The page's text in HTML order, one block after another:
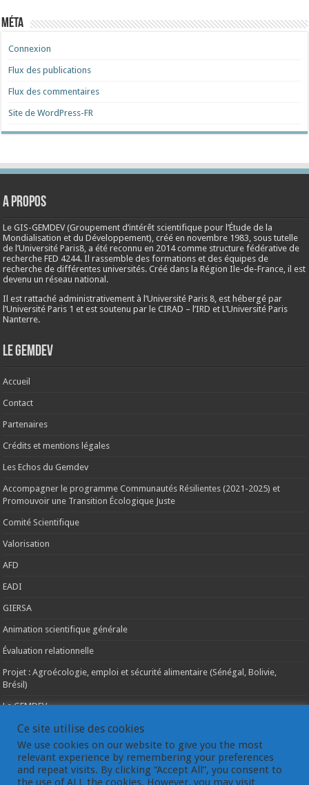
Méta
Connexion
Flux des publications
Flux des commentaires
Site de WordPress-FR
A propos
Le GIS-GEMDEV (Groupement d’intérêt scientifique pour l’Étude de la
Mondialisation et du Développement), créé ennovembre 1983, sous tutelle
de l’Université Paris8, a été reconnu en 2014 comme structure fédérative de
recherche FED 4244. Il rassemble des formations et des équipes de
recherche de différentes universités. Créé dans la Région Ile-de-France, il est
devenu un réseau national.
Il est rattaché administrativement à l’Université Paris 8, est hébergé par
l’Université Paris 1 et est soutenu par le CIRAD – l’IRD et L’Université Paris
Nanterre.
Le Gemdev
Accueil
Contact
Partenaires
Crédits et mentions légales
Les Echos du Gemdev
Accompagner le programme Communautés Résilientes (2021-2025) et
Promouvoir une Transition Écologique Juste
Comité Scientifique
Valorisation
AFD
EADI
GIERSA
Animation scientifique générale
Évaluation relationnelle
Projet : Agroécologie, emploi et sécurité alimentaire (Sénégal, Bolivie,
Brésil)
Le GEMDEV
La pluridisciplinarité
La coopération internationale
Les instances du GEMDEV
Ce site utilise des cookies
We use cookies on our website to give you the most
relevant experience by remembering your preferences
and repeat visits. By clicking “Accept All”, you consent to
the use of ALL the cookies. However, you may visit